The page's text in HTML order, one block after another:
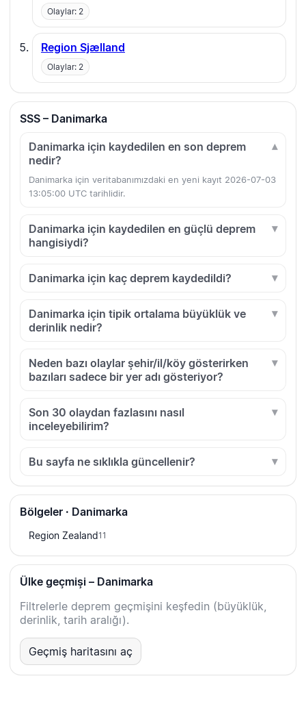
Olaylar: 2
Region Sjælland
Olaylar: 2
SSS – Danimarka
Danimarka için kaydedilen en son deprem
nedir?
Danimarka için veritabanımızdaki en yeni kayıt 2026-07-03
13:05:00 UTC tarihlidir.
Danimarka için kaydedilen en güçlü deprem
hangisiydi?
Danimarka için kaç deprem kaydedildi?
Danimarka için tipik ortalama büyüklük ve
derinlik nedir?
Neden bazı olaylar şehir/il/köy gösterirken
bazıları sadece bir yer adı gösteriyor?
Son 30 olaydan fazlasını nasıl
inceleyebilirim?
Bu sayfa ne sıklıkla güncellenir?
Bölgeler · Danimarka
Region Zealand11
Ülke geçmişi – Danimarka
Filtrelerle deprem geçmişini keşfedin (büyüklük,
derinlik, tarih aralığı).
Geçmiş haritasını aç